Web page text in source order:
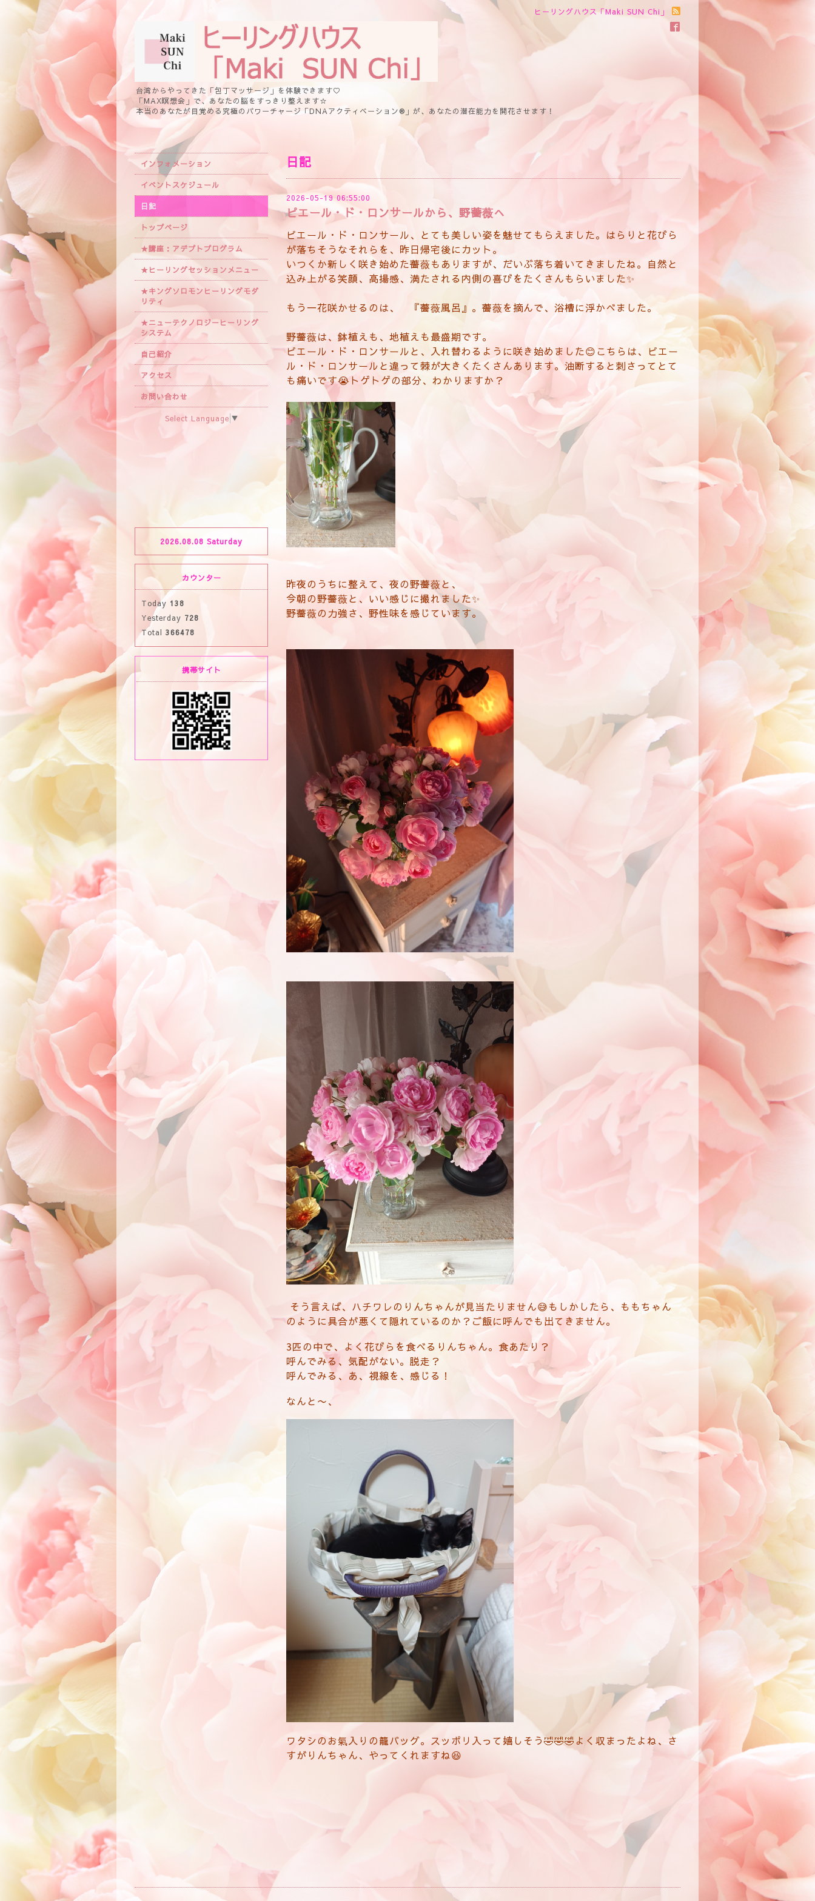
ヒーリングハウス「Maki SUN Chi」
台湾からやってきた「包丁マッサージ」を体験できます♡
「MAX瞑想会」で、あなたの脳をすっきり整えます☆
本当のあなたが目覚める究極のパワーチャージ「DNAアクティベーション®」が、あなたの潜在能力を開花させます！
日記
2026-05-19 06:55:00
ピエール・ド・ロンサールから、野薔薇へ
ピエール・ド・ロンサール、とても美しい姿を魅せてもらえました。はらりと花びら
が落ちそうなそれらを、昨日帰宅後にカット。
いつくか新しく咲き始めた薔薇もありますが、だいぶ落ち着いてきましたね。自然と
込み上がる笑顔、高揚感、満たされる内側の喜びをたくさんもらいました✨
もう一花咲かせるのは、 『薔薇風呂』。薔薇を摘んで、浴槽に浮かべました。
野薔薇は、鉢植えも、地植えも最盛期です。
ピエール・ド・ロンサールと、入れ替わるように咲き始めました😊こちらは、ピエー
ル・ド・ロンサールと違って棘が大きくたくさんあります。油断すると刺さってとて
も痛いです😭トゲトゲの部分、わかりますか？
昨夜のうちに整えて、夜の野薔薇と、
今朝の野薔薇と、いい感じに撮れました✨
野薔薇の力強さ、野性味を感じています。
そう言えば、ハチワレのりんちゃんが見当たりません😅もしかしたら、ももちゃん
のように具合が悪くて隠れているのか？ご飯に呼んでも出てきません。
3匹の中で、よく花びらを食べるりんちゃん。食あたり？
呼んでみる、気配がない。脱走？
呼んでみる、あ、視線を、感じる！
なんと〜、
ワタシのお氣入りの籠バッグ。スッポリ入って嬉しそう🤣🤣🤣よく収まったよね、さ
すがりんちゃん、やってくれますね😆
インフォメーション
イベントスケジュール
日記
トップページ
★講座：アデプトプログラム
★ヒーリングセッションメニュー
★キングソロモンヒーリングモダ
リティ
★ニューテクノロジーヒーリング
システム
自己紹介
アクセス
お問い合わせ
Select Language ▼
2026.08.08 Saturday
カウンター
Today 138
Yesterday 728
Total 366478
携帯サイト